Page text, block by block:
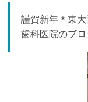
謹賀新年＊東
歯科医院のブロ